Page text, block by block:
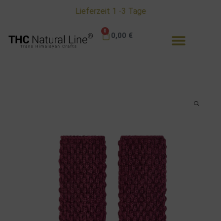
Lieferzeit 1 -3 Tage
0,00 €
0